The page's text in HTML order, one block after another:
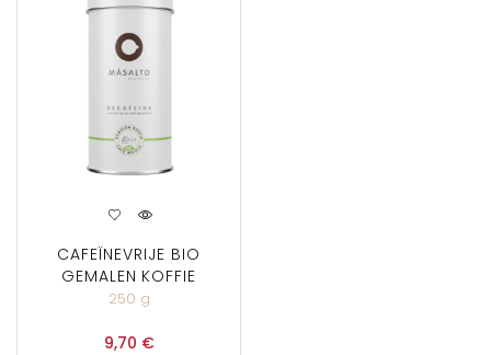
CAFEÏNEVRIJE BIO
GEMALEN KOFFIE
250 g
9,70 €